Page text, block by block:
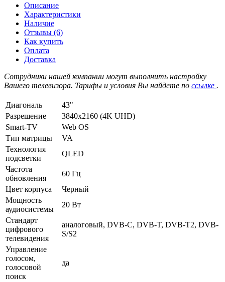
Описание
Характеристики
Наличие
Отзывы (6)
Как купить
Оплата
Доставка
Сотрудники нашей компании могут выполнить настройку
Вашего телевизора. Тарифы и условия Вы найдете по ссылке .
Диагональ
43"
Разрешение
3840x2160 (4K UHD)
Smart-TV
Web OS
Тип матрицы
VA
Технология
подсветки
QLED
Частота
обновления
60 Гц
Цвет корпуса
Черный
Мощность
аудиосистемы
20 Вт
Стандарт
цифрового
телевидения
аналоговый, DVB-C, DVB-T, DVB-T2, DVB-
S/S2
Управление
голосом,
голосовой
поиск
да